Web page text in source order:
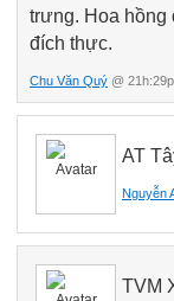
trưng. Hoa
đích thực.
Chu Văn Quý @
AT
Nguyễn
TVM